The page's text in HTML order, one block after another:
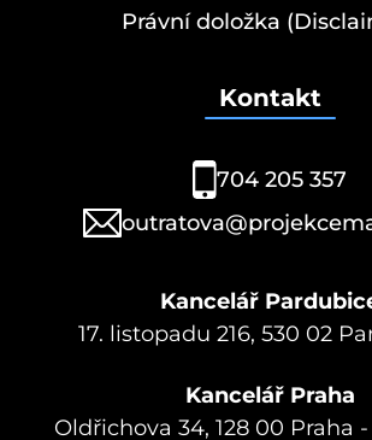
Právní doložka
Kontakt
704 205 357
Kancelář
17. listopadu 216, 530 02
Kancelář Praha
Oldřichova 34, 128 00 Praha